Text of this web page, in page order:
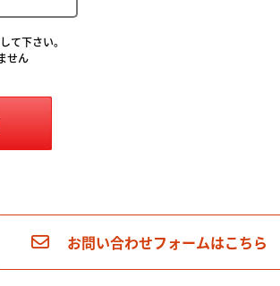
て下さい。
せん
お問い合わせフォームはこちら